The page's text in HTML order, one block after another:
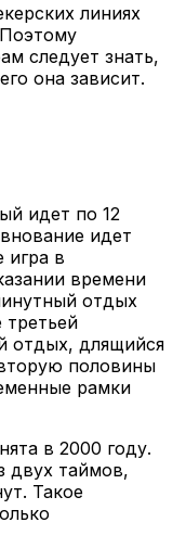
линиях
следует знать,
она зависит.
идет по 12
идет
игра в
времени
отдых
третьей
отдых, длящийся
половины
рамки
в 2000 году.
двух таймов,
Такое